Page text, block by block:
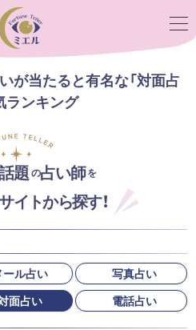
が当たると有名な「対面占
ランキング
題の占い師を
サイトから探す！
ール占い
写真占い
面占い 電話占い